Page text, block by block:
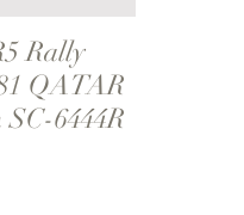
Rally
QATAR
6444R